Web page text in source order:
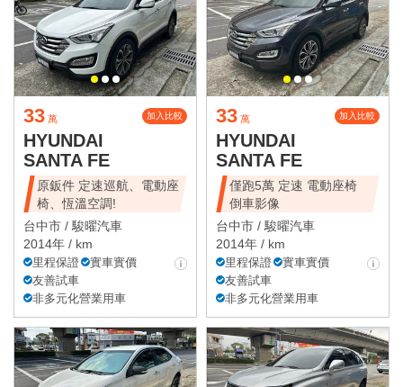
33 萬 加入比較
HYUNDAI
SANTA FE
原鈑件 定速巡航、電動座
椅、恆溫空調!
台中市 / 駿曜汽車
2014年 / km
里程保證
實車實價
友善試車
非多元化營業用車
33 萬 加入比較
HYUNDAI
SANTA FE
僅跑5萬 定速 電動座椅
倒車影像
台中市 / 駿曜汽車
2014年 / km
里程保證
實車實價
友善試車
非多元化營業用車